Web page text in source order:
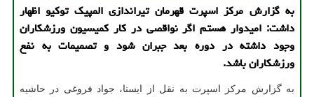
به گزارش مرکز اسپرت قهرمان تیراندازی المپیک توکیو اظهار
داشت: امیدوار هستم اگر نواقصی در کار کمیسیون ورزشکاران
وجود داشته در دوره بعد جبران شود و تصمیمات به نفع
ورزشکاران باشد.
به گزارش مرکز اسپرت به نقل از ایسنا، جواد فروغی در حاشیه